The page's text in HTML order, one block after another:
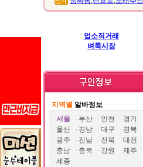
업소직거래
벼룩시장
지역별 알바정보
서울
부산 인천
경기
울산
경남 대구
경북
광주
전남 전북
대전
충남
충북 강원
제주
세종